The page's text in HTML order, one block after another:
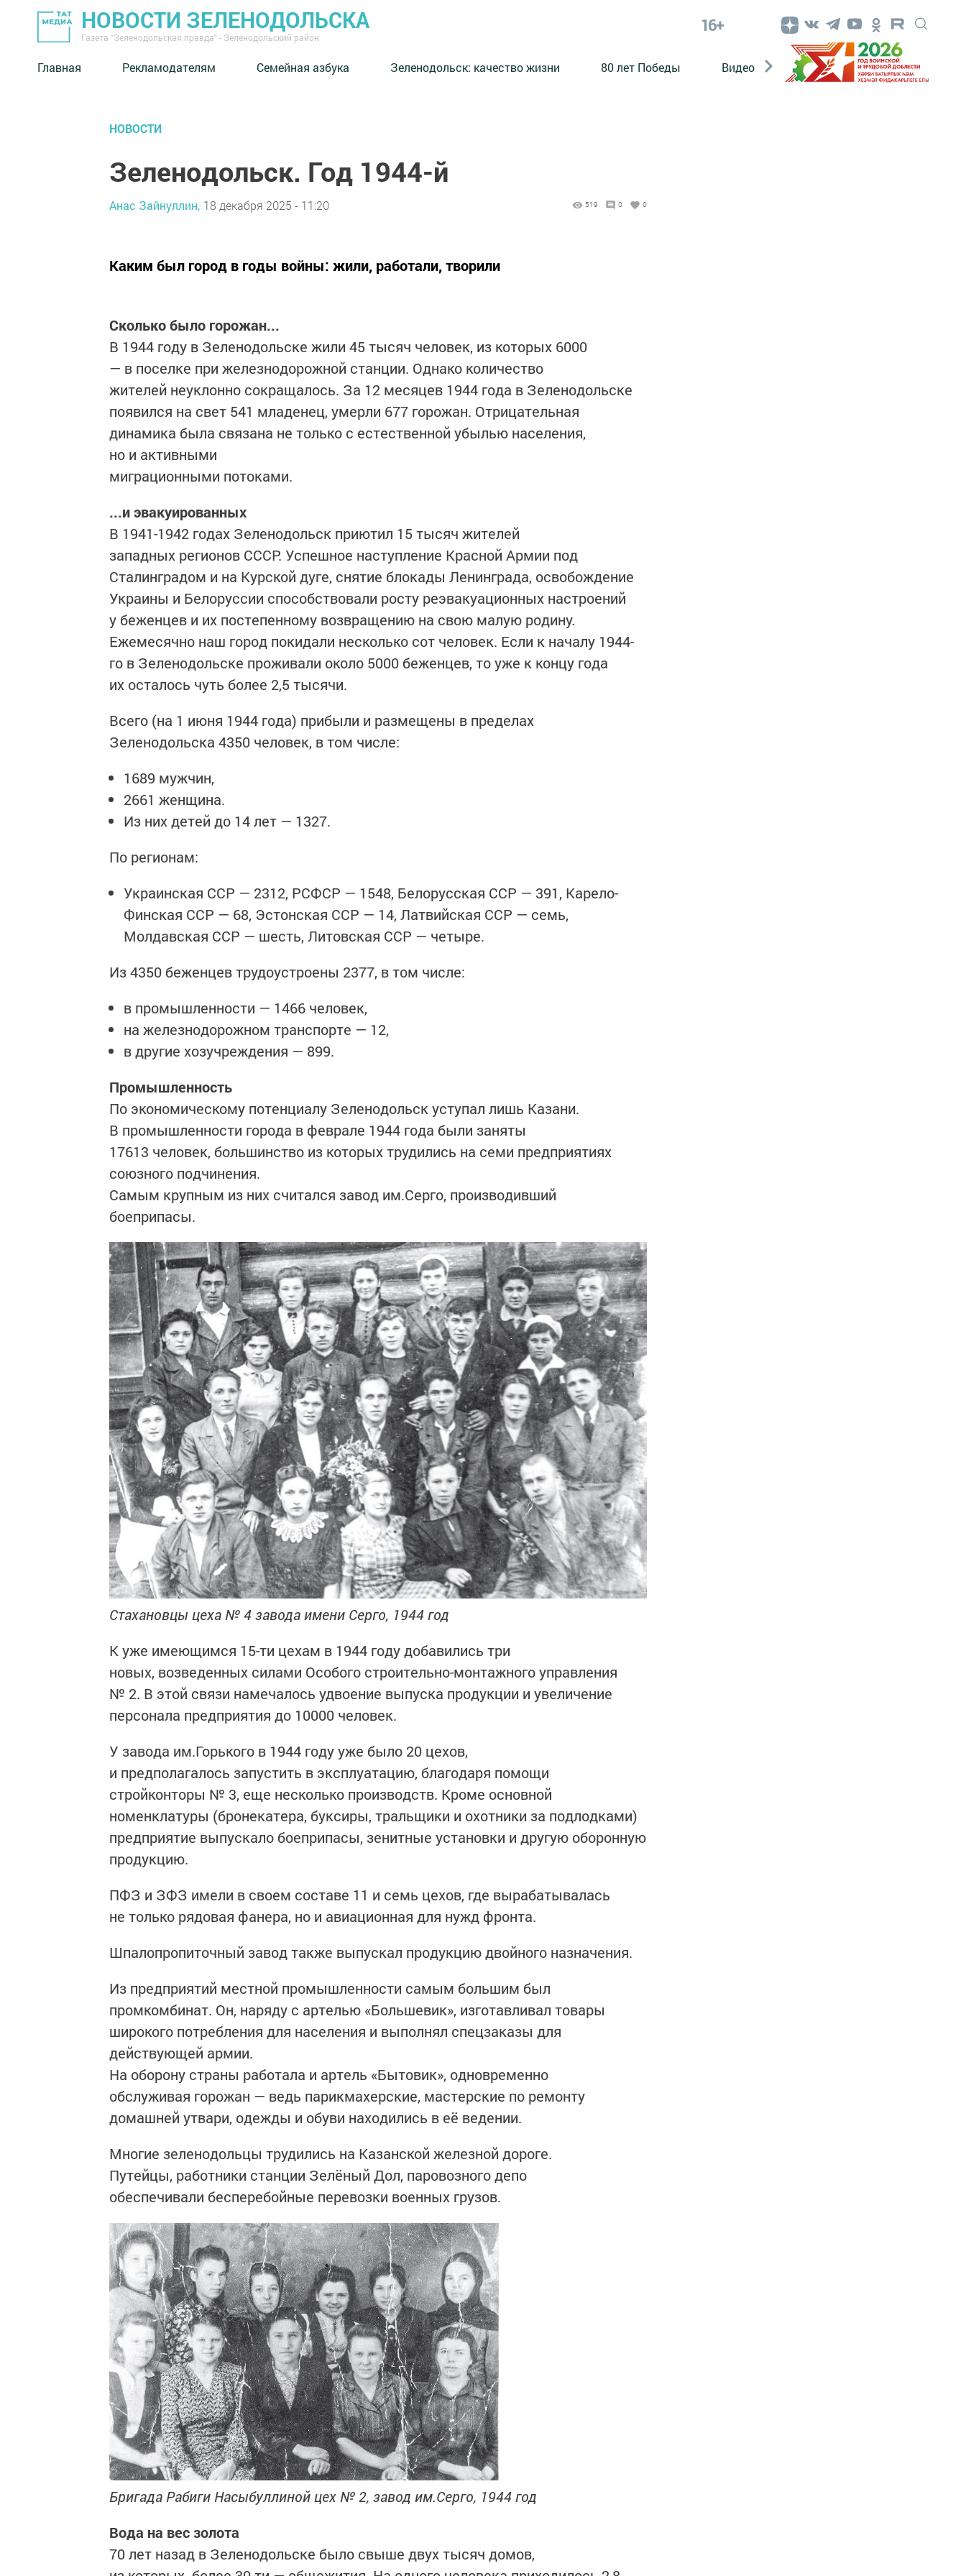
НОВОСТИ ЗЕЛЕНОДОЛЬСКА
Газета "Зеленодольская правда" - Зеленодольский район
16+
Главная Рекламодателям Семейная азбука ⁠Зеленодольск: качество жизни 80 лет Победы Видео Конкурсы ЭтноДети
НОВОСТИ
Зеленодольск. Год 1944-й
Анас Зайнуллин, 18 декабря 2025 - 11:20 519 0 0
Каким был город в годы войны: жили, работали, творили
Сколько было горожан...
В 1944 году в Зеленодольске жили 45 тысяч человек, из которых 6000
— в поселке при железнодорожной станции. Однако количество
жителей неуклонно сокращалось. За 12 месяцев 1944 года в Зеленодольске
появился на свет 541 младенец, умерли 677 горожан. Отрицательная
динамика была связана не только с естественной убылью населения,
но и активными
миграционными потоками.
...и эвакуированных
В 1941-1942 годах Зеленодольск приютил 15 тысяч жителей
западных регионов СССР. Успешное наступление Красной Армии под
Сталинградом и на Курской дуге, снятие блокады Ленинграда, освобождение
Украины и Белоруссии способствовали росту реэвакуационных настроений
у беженцев и их постепенному возвращению на свою малую родину.
Ежемесячно наш город покидали несколько сот человек. Если к началу 1944-
го в Зеленодольске проживали около 5000 беженцев, то уже к концу года
их осталось чуть более 2,5 тысячи.
Всего (на 1 июня 1944 года) прибыли и размещены в пределах
Зеленодольска 4350 человек, в том числе:
1689 мужчин,
2661 женщина.
Из них детей до 14 лет — 1327.
По регионам:
Украинская ССР — 2312, РСФСР — 1548, Белорусская ССР — 391, Карело-
Финская ССР — 68, Эстонская ССР — 14, Латвийская ССР — семь,
Молдавская ССР — шесть, Литовская ССР — четыре.
Из 4350 беженцев трудоустроены 2377, в том числе:
в промышленности — 1466 человек,
на железнодорожном транспорте — 12,
в другие хозучреждения — 899.
Промышленность
По экономическому потенциалу Зеленодольск уступал лишь Казани.
В промышленности города в феврале 1944 года были заняты
17613 человек, большинство из которых трудились на семи предприятиях
союзного подчинения.
Самым крупным из них считался завод им.Серго, производивший
боеприпасы.
Стахановцы цеха № 4 завода имени Серго, 1944 год
К уже имеющимся 15-ти цехам в 1944 году добавились три
новых, возведенных силами Особого строительно-монтажного управления
№ 2. В этой связи намечалось удвоение выпуска продукции и увеличение
персонала предприятия до 10000 человек.
У завода им.Горького в 1944 году уже было 20 цехов,
и предполагалось запустить в эксплуатацию, благодаря помощи
стройконторы № 3, еще несколько производств. Кроме основной
номенклатуры (бронекатера, буксиры, тральщики и охотники за подлодками)
предприятие выпускало боеприпасы, зенитные установки и другую оборонную
продукцию.
ПФЗ и ЗФЗ имели в своем составе 11 и семь цехов, где вырабатывалась
не только рядовая фанера, но и авиационная для нужд фронта.
Шпалопропиточный завод также выпускал продукцию двойного назначения.
Из предприятий местной промышленности самым большим был
промкомбинат. Он, наряду с артелью «Большевик», изготавливал товары
широкого потребления для населения и выполнял спецзаказы для
действующей армии.
На оборону страны работала и артель «Бытовик», одновременно
обслуживая горожан — ведь парикмахерские, мастерские по ремонту
домашней утвари, одежды и обуви находились в её ведении.
Многие зеленодольцы трудились на Казанской железной дороге.
Путейцы, работники станции Зелёный Дол, паровозного депо
обеспечивали бесперебойные перевозки военных грузов.
Бригада Рабиги Насыбуллиной цех № 2, завод им.Серго, 1944 год
Вода на вес золота
70 лет назад в Зеленодольске было свыше двух тысяч домов,